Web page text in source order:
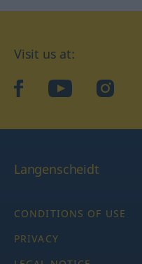
Visit us at:
facebookYouTube
Langenscheidt
CONDITIONS OF USE
PRIVACY